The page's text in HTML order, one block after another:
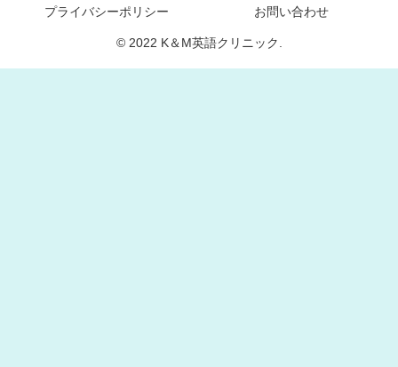
プライバシーポリシー お問い合わせ
© 2022 K＆M英語クリニック.